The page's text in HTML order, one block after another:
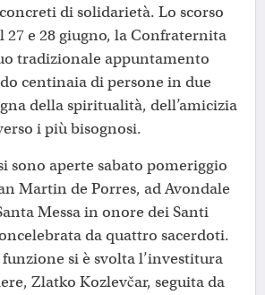
di solidarietà. Lo scorso
e 28 giugno, la Confraternita
tradizionale appuntamento
centinaia di persone in due
della spiritualità, dell’amicizia
i più bisognosi.
sono aperte sabato pomeriggio
Martin de Porres, ad Avondale
Messa in onore dei Santi
da quattro sacerdoti.
si è svolta l’investitura
Zlatko Kozlevčar, seguita da